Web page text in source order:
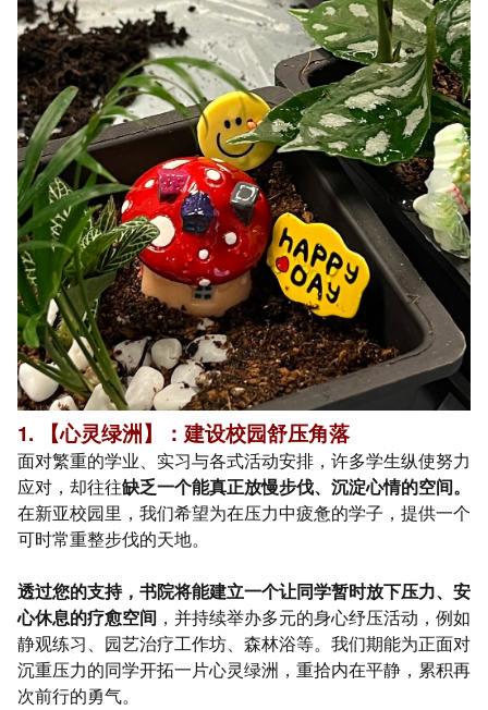
1. 【心灵绿洲】：建设校园舒压角落
面对繁重的学业、实习与各式活动安排，许多学生纵使努力
应对，却往往缺乏一个能真正放慢步伐、沉淀心情的空间。
在新亚校园里，我们希望为在压力中疲惫的学子，提供一个
可时常重整步伐的天地。
透过您的支持，书院将能建立一个让同学暂时放下压力、安
心休息的疗愈空间 ，并持续举办多元的身心纾压活动，例如
静观练习、园艺治疗工作坊、森林浴等。我们期能为正面对
沉重压力的同学开拓一片心灵绿洲，重拾内在平静，累积再
次前行的勇气。